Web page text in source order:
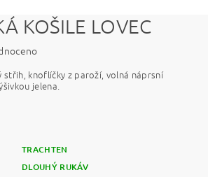
KOŠILE LOVEC
střih, knoflíčky z paroží, volná náprsní
jelena.
TRACHTEN
DLOUHÝ RUKÁV